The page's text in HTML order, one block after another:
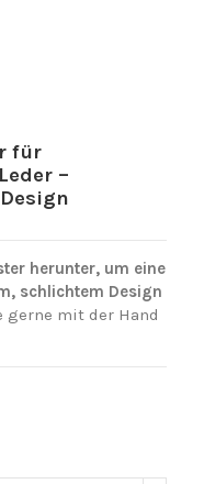
für
–
herunter, um eine
schlichtem Design
gerne mit der Hand